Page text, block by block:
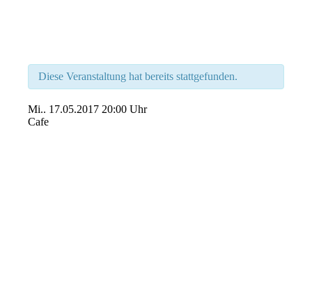
Diese Veranstaltung hat bereits stattgefunden.
Mi.. 17.05.2017 20:00 Uhr
Cafe